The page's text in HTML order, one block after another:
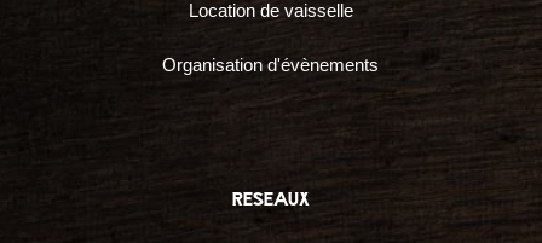
Location de vaisselle
Organisation d'évènements
reseaux